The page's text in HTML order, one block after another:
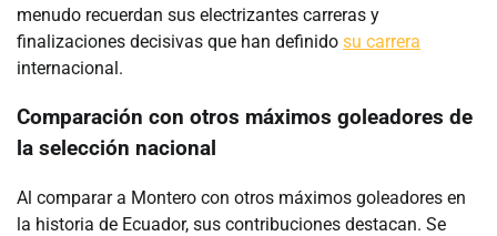
menudo recuerdan sus electrizantes carreras y
finalizaciones decisivas que han definido su carrera
internacional.
Comparación con otros máximos goleadores de
la selección nacional
Al comparar a Montero con otros máximos goleadores en
la historia de Ecuador, sus contribuciones destacan. Se